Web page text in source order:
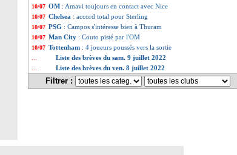
10/07 OM : Amavi toujours en contact avec Nice
10/07 Chelsea : accord total pour Sterling
10/07 PSG : Campos s'intéresse bien à Thuram
10/07 Man City : Couto pisté par l'OM
10/07 Tottenham : 4 joueurs poussés vers la sortie
Liste des brèves du sam. 9 juillet 2022
Liste des brèves du ven. 8 juillet 2022
Filtrer :